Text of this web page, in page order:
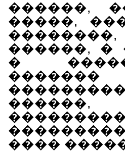
������,
�����,
������, �
�
����